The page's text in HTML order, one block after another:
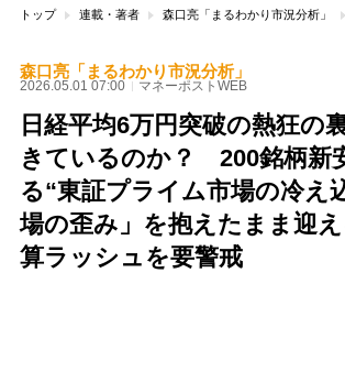
トップ 連載・著者 森口亮「まるわかり市況分析」
森口亮「まるわかり市況分析」
2026.05.01 07:00 マネーポストWEB
日経平均6万円突破の熱狂の
きているのか？ 200銘柄新
る“東証プライム市場の冷え
場の歪み」を抱えたまま迎
算ラッシュを要警戒